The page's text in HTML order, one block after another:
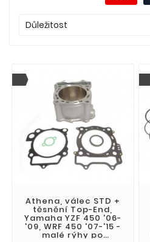
Důležitost
Athena, válec STD +
těsnění Top-End,
Yamaha YZF 450 '06-
'09, WRF 450 '07-'15 -
malé rýhy po